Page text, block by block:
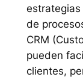
de
CRM
pueden
clientes,